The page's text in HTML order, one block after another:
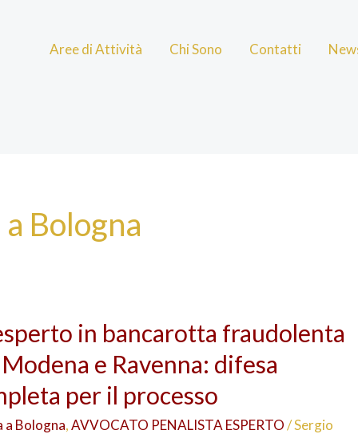
Aree di Attività Chi Sono Contatti
Bologna
in bancarotta fraudolenta
e Ravenna: difesa
per il processo
a Bologna,AVVOCATO PENALISTA ESPERTO/Sergio